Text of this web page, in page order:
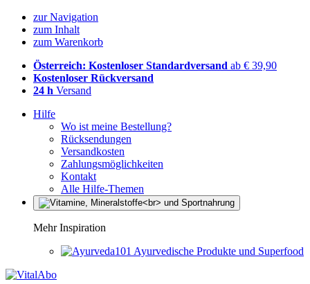
zur Navigation
zum Inhalt
zum Warenkorb
Österreich: Kostenloser Standardversand ab € 39,90
Kostenloser Rückversand
24 h Versand
Hilfe
Wo ist meine Bestellung?
Rücksendungen
Versandkosten
Zahlungsmöglichkeiten
Kontakt
Alle Hilfe-Themen
Mehr Inspiration
Ayurvedische Produkte und Superfood